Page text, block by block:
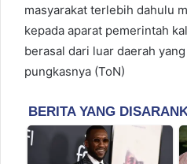
masyarakat terlebih dahulu
kepada aparat pemerintah
berasal dari luar daerah yang
pungkasnya (ToN)